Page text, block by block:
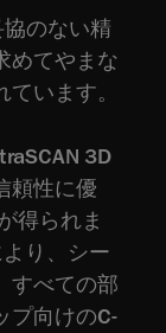
のない精
めてやまな
います。
3D
頼性に優
得られま
り、シー
すべての部
プ向けのC-